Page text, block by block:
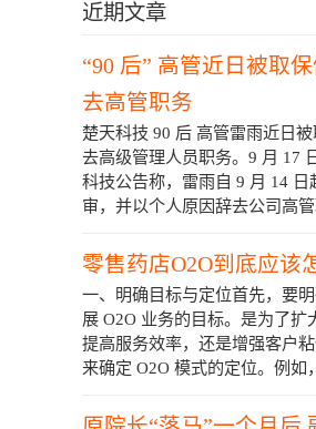
近期文章
“90 后” 高管近日被取
去高管职务
楚天科技 90 后 高管雷雨近日
去高级管理人员职务。9 月 17
科技公告称，雷雨自 9 月 14 日
审，并以个人原因辞去公司高
零售药店O2O到底应该
一、明确目标与定位首先，要
展 O2O 业务的目标。是为了扩
提高服务效率，还是增强客户
来确定 O2O 模式的定位。例如